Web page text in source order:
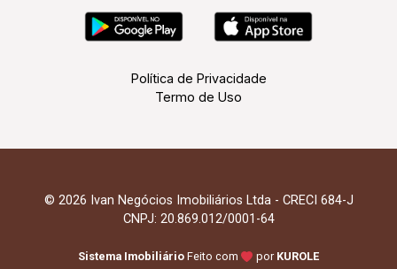
Política de Privacidade
Termo de Uso
© 2026 Ivan Negócios Imobiliários Ltda - CRECI 684-J
CNPJ: 20.869.012/0001-64
Sistema Imobiliário Feito com por KUROLE